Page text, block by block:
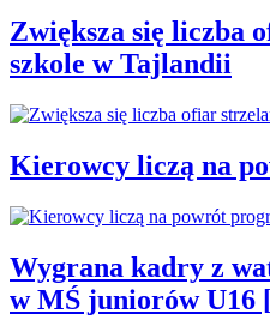
Zwiększa się liczba
szkole w Tajlandii
Kierowcy liczą na
Wygrana kadry z
w MŚ juniorów U16